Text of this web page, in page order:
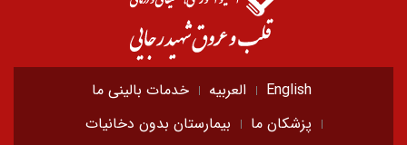
English العربیه
خدمات بالینی ما
پزشکان ما
بیمارستان بدون دخانیات